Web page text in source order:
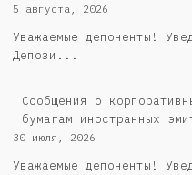
5 августа, 2026
Уважаемые депоненты!
Депози...
Сообщения о
бумагам иностранных
30 июля, 2026
Уважаемые депоненты!